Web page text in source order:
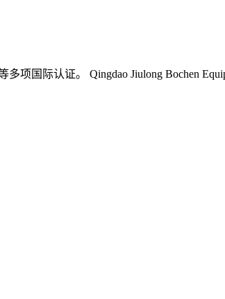
国际认证。 Qingdao Jiulong Bochen